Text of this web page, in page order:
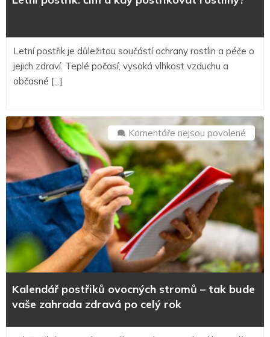
Letní postřik je důležitou součástí ochrany rostlin a péče o
jejich zdraví. Teplé počasí, vysoká vlhkost vzduchu a
občasné [...]
Komentáře nejsou povolené
textu
s
–
tak
bude
Kalendář postřiků ovocných stromů – tak bude
vaše zahrada zdravá po celý rok